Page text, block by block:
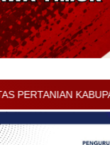
KARO